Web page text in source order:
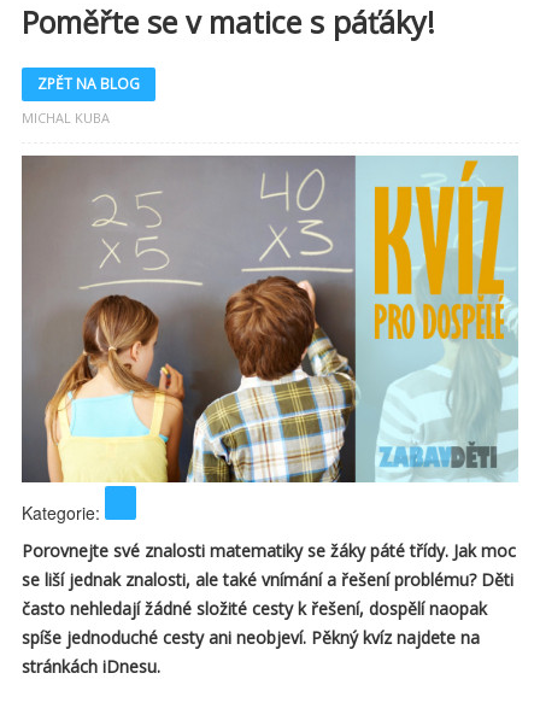
Poměřte se v matice s páťáky!
ZPĚT NA BLOG
MICHAL KUBA
Kategorie:
Porovnejte své znalosti matematiky se žáky páté třídy. Jak moc
se liší jednak znalosti, ale také vnímání a řešení problému? Děti
často nehledají žádné složité cesty k řešení, dospělí naopak
spíše jednoduché cesty ani neobjeví. Pěkný kvíz najdete na
stránkách iDnesu.